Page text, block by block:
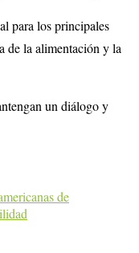
para los principales
de la alimentación y la
un diálogo y
de